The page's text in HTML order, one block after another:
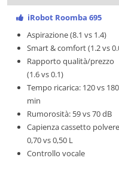
iRobot Roomba 695
Aspirazione (8.1 vs 1.4)
Smart & comfort (1.2 vs
Rapporto qualità/prezzo
(1.6 vs 0.1)
Tempo ricarica: 120 vs 180
min
Rumorosità: 59 vs 70 dB
Capienza cassetto
0,70 vs 0,50 L
Controllo vocale